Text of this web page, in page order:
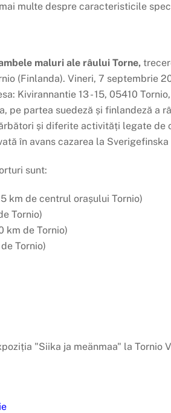
multe despre caracteristicile
maluri ale râului Torne,
(Finlanda). Vineri, 7 septembrie
Kivirannantie 13 - 15, 05410
pe partea suedeză și finlandeză a
și diferite activități legate de
în avans cazarea la
sunt:
km de centrul orașului Tornio)
Tornio)
km de Tornio)
Tornio)
"Siika ja meänmaa" la Tornio